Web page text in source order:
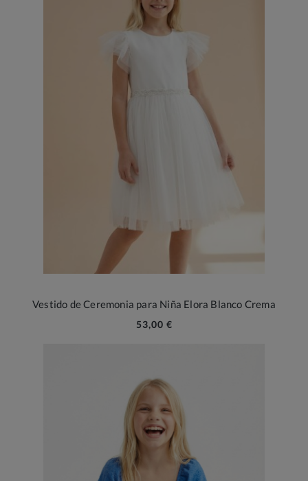
Vestido de Ceremonia para Niña Elora Blanco Crema
53,00 €